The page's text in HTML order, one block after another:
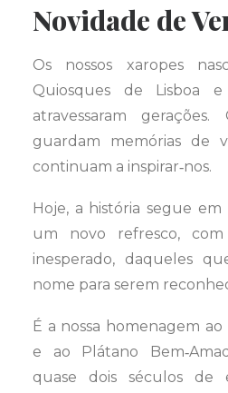
Novidade de
Os nossos xaropes
Quiosques de Lisboa
atravessaram
guardam memórias de
continuam a inspirar‑nos.
Hoje, a história segue em
um novo refresco,
inesperado, daqueles
nome para serem
É a nossa homenagem
e ao Plátano
quase dois séculos de